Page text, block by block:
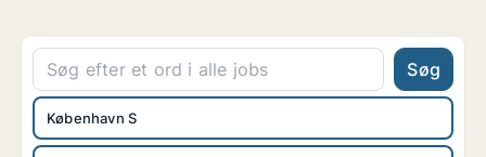
Søg
København S